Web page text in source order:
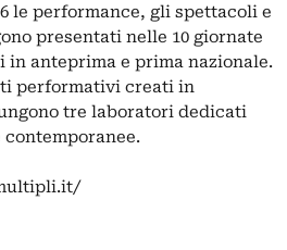
le performance, gli spettacoli e
presentati nelle 10 giornate
anteprima e prima nazionale.
performativi creati in
tre laboratori dedicati